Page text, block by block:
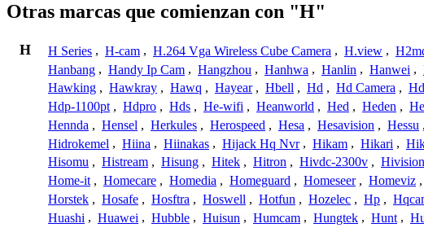
Otras marcas que comienzan con "H"
H H Series , H-cam , H.264 Vga Wireless Cube Camera , H.view ,
Hanbang , Handy Ip Cam , Hangzhou , Hanhwa , Hanlin , Hanwei ,
Hawking , Hawkray , Hawq , Hayear , Hbell , Hd , Hd Camera ,
Hdp-1100pt , Hdpro , Hds , He-wifi , Heanworld , Hed , Heden ,
Hennda , Hensel , Herkules , Herospeed , Hesa , Hesavision , Hessu ,
Hidrokemel , Hiina , Hiinakas , Hijack Hq Nvr , Hikam , Hikari ,
Hisomu , Histream , Hisung , Hitek , Hitron , Hivdc-2300v , Hivision
Home-it , Homecare , Homedia , Homeguard , Homeseer , Homeviz ,
Horstek , Hosafe , Hosftra , Hoswell , Hotfun , Hozelec , Hp ,
Huashi , Huawei , Hubble , Huisun , Humcam , Hungtek , Hunt ,